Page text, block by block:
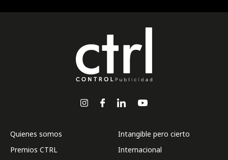
Quienes somos
Premios CTRL
Intangible pero cierto
Internacional